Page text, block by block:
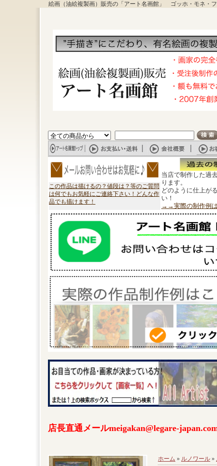
絵画（油絵複製画）販売の「アート名画館」 ゴッホ・モネ・
この作品は描けるの？値段は？等のご質問
は何でもお気軽にご連絡下さい！どんな作
品でも描けます！
当店で制作した過
ります。
どのように仕上が
い！
→→実際の制作例
店長直通メールmeigakan@legare-
ホーム » ルノワール »